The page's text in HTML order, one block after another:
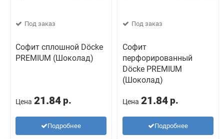
Под заказ
Софит сплошной Döcke
PREMIUM (Шоколад)
Цена 21.84 р.
Подробнее
Под заказ
Софит
перфорированный
Döcke PREMIUM
(Шоколад)
Цена 21.84 р.
Подробнее